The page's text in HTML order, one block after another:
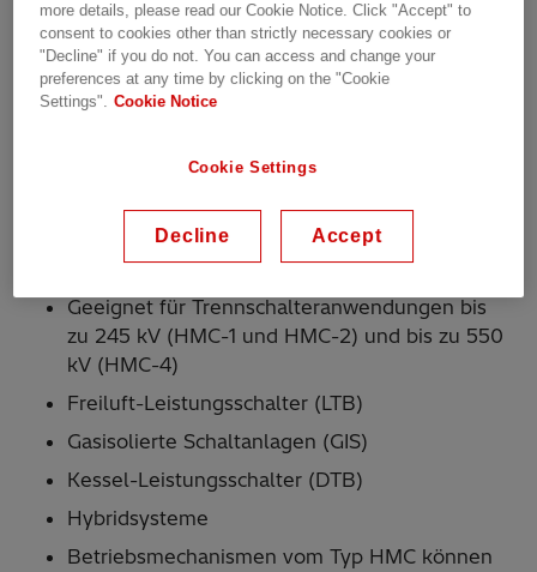
einfache und einfache Anpassung an alle
Trennschaltertypen
Kompatible Schnittstelle mit HMB
gemäß IEC62271-100 getestet werden
können
Anwendungen
Geeignet für Trennschalteranwendungen bis
zu 245 kV (HMC-1 und HMC-2) und bis zu 550
kV (HMC-4)
Freiluft-Leistungsschalter (LTB)
Gasisolierte Schaltanlagen (GIS)
Kessel-Leistungsschalter (DTB)
Hybridsysteme
Betriebsmechanismen vom Typ HMC können
more details, please read our Cookie Notice. Click "Accept" to
consent to cookies other than strictly necessary cookies or
"Decline" if you do not. You can access and change your
preferences at any time by clicking on the "Cookie
Settings". Cookie Notice
Cookie Settings
Decline Accept